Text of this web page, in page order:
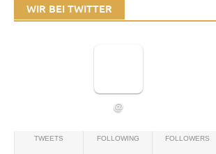
WIR BEI TWITTER
@
TWEETS FOLLOWING FOLLOWERS